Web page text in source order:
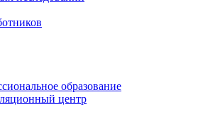
образование
центр